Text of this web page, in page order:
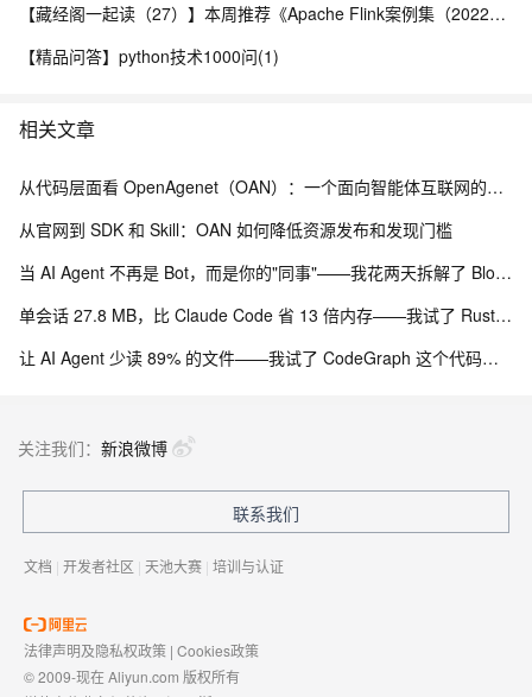
【藏经阁一起读（27）】本周推荐《Apache Flink案例集（2022版）》，你有哪些心得？
【精品问答】python技术1000问(1)
相关文章
从代码层面看 OpenAgenet（OAN）：一个面向智能体互联网的工程化基础设施项目
从官网到 SDK 和 Skill：OAN 如何降低资源发布和发现门槛
当 AI Agent 不再是 Bot，而是你的"同事"——我花两天拆解了 Block 开源的 Buzz
单会话 27.8 MB，比 Claude Code 省 13 倍内存——我试了 Rust 写的 jcode
让 AI Agent 少读 89% 的文件——我试了 CodeGraph 这个代码知识图谱
关注我们： 新浪微博
联系我们
文档 | 开发者社区 | 天池大赛 | 培训与认证
法律声明及隐私权政策 | Cookies政策
© 2009-现在 Aliyun.com 版权所有